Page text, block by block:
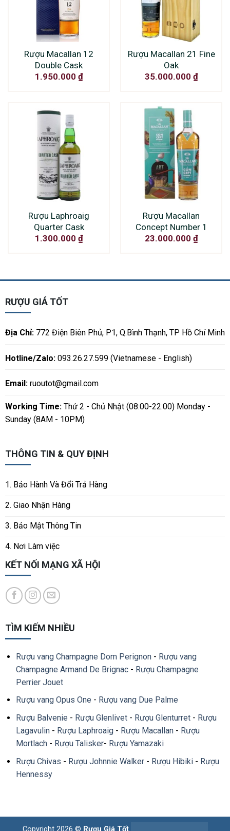
Rượu Macallan 12
Double Cask
1.950.000 ₫
Rượu Macallan 21 Fine
Oak
35.000.000 ₫
Rượu Laphroaig
Quarter Cask
1.300.000 ₫
Rượu Macallan
Concept Number 1
23.000.000 ₫
RƯỢU GIÁ TỐT
Địa Chỉ:772 Điện Biên Phủ, P1, Q.Bình Thạnh, TP Hồ Chí Minh
Hotline/Zalo:093.26.27.599 (Vietnamese - English)
Email: ruoutot@gmail.com
Working Time:Thứ 2 - Chủ Nhật (08:00-22:00) Monday -
Sunday (8AM - 10PM)
THÔNG TIN & QUY ĐỊNH
1. Bảo Hành Và Đổi Trả Hàng
2. Giao Nhận Hàng
3. Bảo Mật Thông Tin
4. Nơi Làm việc
KẾT NỐI MẠNG XÃ HỘI
TÌM KIẾM NHIỀU
Rượu vang Champagne Dom Perignon- Rượu vang
Champagne Armand De Brignac- Rượu Champagne
Perrier Jouet
Rượu vang Opus One - Rượu vang Due Palme
Rượu Balvenie - Rượu Glenlivet- Rượu Glenturret- Rượu
Lagavulin- Rượu Laphroaig- Rượu Macallan- Rượu
Mortlach- Rượu Talisker- Rượu Yamazaki
Rượu Chivas - Rượu Johnnie Walker- Rượu Hibiki- Rượu
Hennessy
Copyright 2026 © Rượu Giá Tốt